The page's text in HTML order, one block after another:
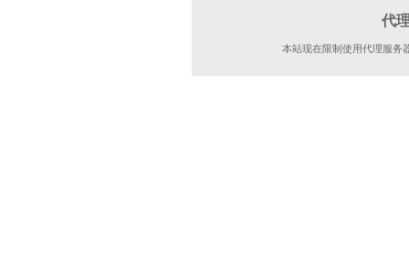
代
本站现在限制使用代理服务